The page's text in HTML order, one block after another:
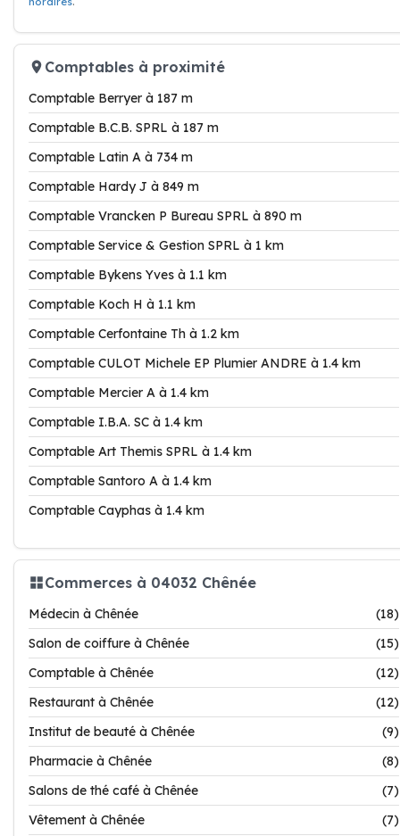
Comptables à proximité
Comptable Berryer à 187 m
Comptable B.C.B. SPRL à 187 m
Comptable Latin A à 734 m
Comptable Hardy J à 849 m
Comptable Vrancken P Bureau SPRL à 890 m
Comptable Service & Gestion SPRL à 1 km
Comptable Bykens Yves à 1.1 km
Comptable Koch H à 1.1 km
Comptable Cerfontaine Th à 1.2 km
Comptable CULOT Michele EP Plumier ANDRE à 1.4 km
Comptable Mercier A à 1.4 km
Comptable I.B.A. SC à 1.4 km
Comptable Art Themis SPRL à 1.4 km
Comptable Santoro A à 1.4 km
Comptable Cayphas à 1.4 km
Commerces à 04032 Chênée
Médecin à Chênée
(18)
Salon de coiffure à Chênée
(15)
Comptable à Chênée
(12)
Restaurant à Chênée
(12)
Institut de beauté à Chênée
(9)
Pharmacie à Chênée
(8)
Salons de thé café à Chênée
(7)
Vêtement à Chênée
(7)